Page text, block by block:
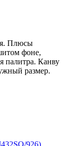
Плюсы
фоне,
палитра. Канву
размер.